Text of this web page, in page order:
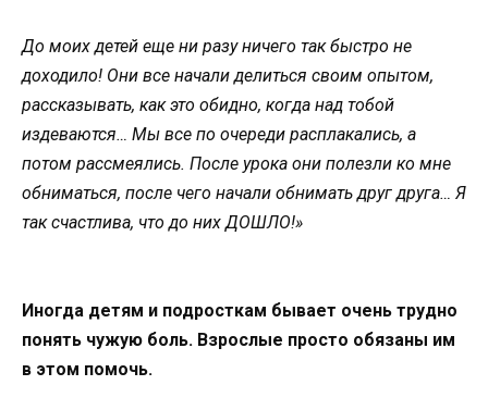
До моих детей еще ни разу ничего так быстро не
доходило! Они все начали делиться своим опытом,
рассказывать, как это обидно, когда над тобой
издеваются… Мы все по очереди расплакались, а
потом рассмеялись. После урока они полезли ко мне
обниматься, после чего начали обнимать друг друга… Я
так счастлива, что до них ДОШЛО!»
Иногда детям и подросткам бывает очень трудно
понять чужую боль. Взрослые просто обязаны им
в этом помочь.